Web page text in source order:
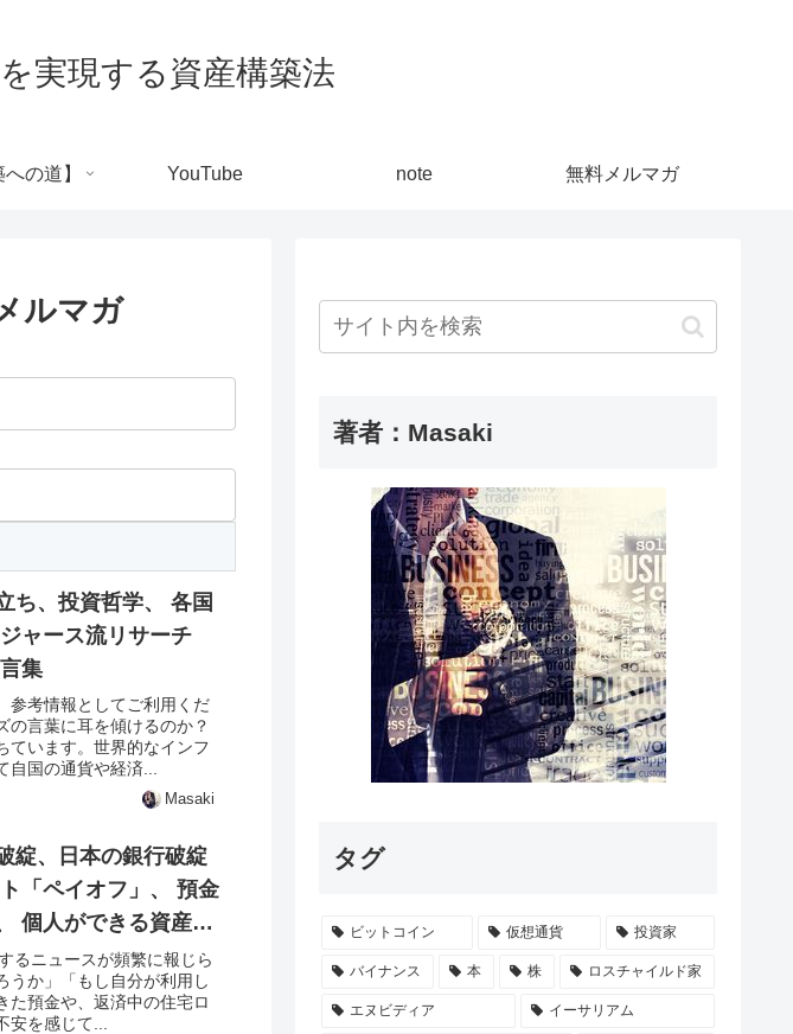
実現する資産構築法
への道】 YouTube note 無料メルマガ
ルマガ
ち、投資哲学、 各国
ャース流リサーチ
集
参考情報としてご利用くだ
の言葉に耳を傾けるのか？
ています。世界的なインフ
国の通貨や経済...
Masaki
綻、日本の銀行破綻
「ペイオフ」、 預金
個人ができる資産防
るニュースが頻繁に報じら
うか」「もし自分が利用し
た預金や、返済中の住宅ロ
を感じて...
著者：Masaki
タグ
ビットコイン 仮想通貨 投資家
バイナンス 本 株 ロスチャイルド家
エヌビディア イーサリアム